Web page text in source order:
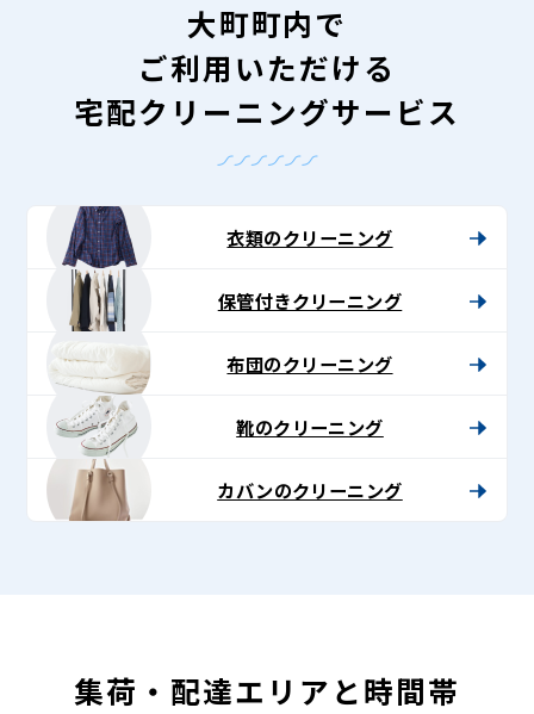
ト〉
大町町内で
ご利用いただける
宅配クリーニングサービス
衣類のクリーニング
保管付きクリーニング
布団のクリーニング
靴のクリーニング
カバンのクリーニング
集荷・配達エリアと時間帯